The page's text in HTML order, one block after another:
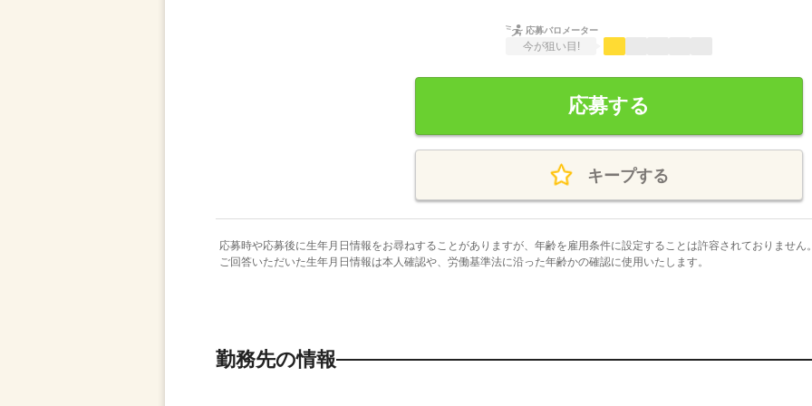
応募バロメーター
今が狙い目!
応募する
キープする
応募時や応募後に生年月日情報をお尋ねすることがありますが、年齢を雇用条件に設定することは許容されておりません
ご回答いただいた生年月日情報は本人確認や、労働基準法に沿った年齢かの確認に使用いたします。
勤務先の情報